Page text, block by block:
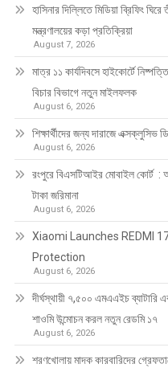
হাসিনার দিল্লিতে মিডিয়া ব্রিফিং
মন্ত্রণালয়ের কড়া প্রতিক্রিয়া
August 7, 2026
মাত্র ১১ কার্যদিবসে হাইকোর্টে
বিচার বিভাগে নতুন মাইলফলক
August 6, 2026
শিক্ষার্থীদের জন্য দারাজে এক্সক্লুসিভ
August 6, 2026
রংপুরে বিএসটিআইর মোবাইল কোর্ট :
টাকা জরিমানা
August 6, 2026
Xiaomi Launches REDMI
Protection
August 6, 2026
দীর্ঘস্থায়ী ৭,৫০০ এমএএইচ ব্যাটারি
শাওমি উন্মোচন করল নতুন রেডমি ১৭
August 6, 2026
শরণখোলায় মাদক কারবারিদের